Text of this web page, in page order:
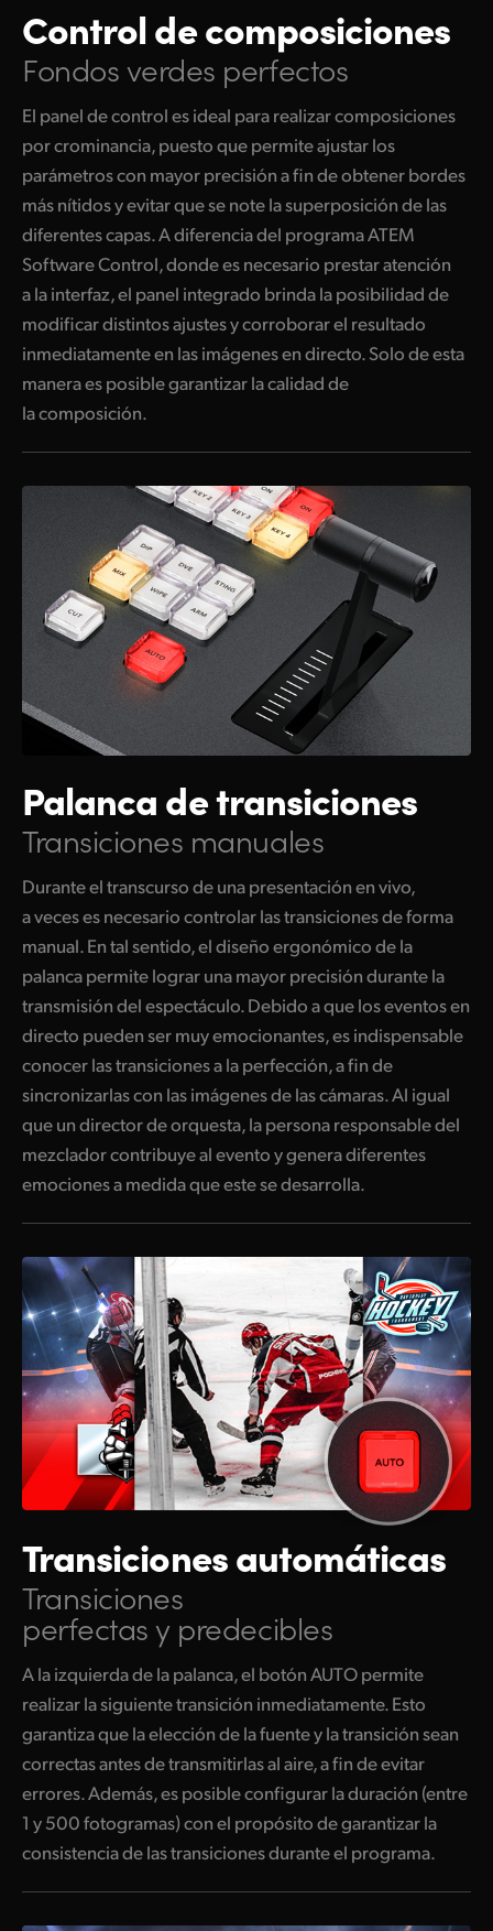
Control de composiciones
Fondos verdes perfectos
El panel de control es ideal para realizar composiciones
por crominancia, puesto que permite ajustar los
parámetros con mayor precisión a fin de obtener bordes
más nítidos y evitar que se note la superposición de las
diferentes capas. A diferencia del programa ATEM
Software Control, donde es necesario prestar atención
a la interfaz, el panel integrado brinda la posibilidad de
modificar distintos ajustes y corroborar el resultado
inmediatamente en las imágenes en directo. Solo de esta
manera es posible garantizar la calidad de
la composición.
Palanca detransiciones
Transiciones manuales
Durante el transcurso de una presentación en vivo,
a veces es necesario controlar las transiciones de forma
manual. En tal sentido, el diseño ergonómico de la
palanca permite lograr una mayor precisión durante la
transmisión del espectáculo. Debido a que los eventos en
directo pueden ser muy emocionantes, es indispensable
conocer las transiciones a la perfección, a fin de
sincronizarlas con las imágenes de las cámaras. Al igual
que un director de orquesta, la persona responsable del
mezclador contribuye al evento y genera diferentes
emociones a medida que este se desarrolla.
Transiciones automáticas
Transiciones
perfectas y predecibles
A la izquierda de la palanca, el botón AUTO permite
realizar la siguiente transición inmediatamente. Esto
garantiza que la elección de la fuente y la transición sean
correctas antes de transmitirlas al aire, a fin de evitar
errores. Además, es posible configurar la duración (entre
1 y 500 fotogramas) con el propósito de garantizar la
consistencia de las transiciones durante el programa.